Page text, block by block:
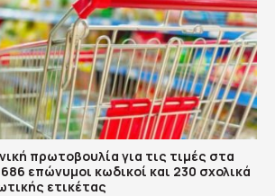
πρωτοβουλία για τις τιμές στα
επώνυμοι κωδικοί και 230 σχολικά
ετικέτας